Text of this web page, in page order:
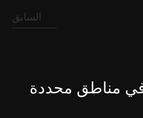
السابق
مناطق محددة